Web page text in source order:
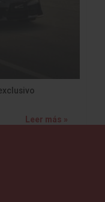
Leer más »